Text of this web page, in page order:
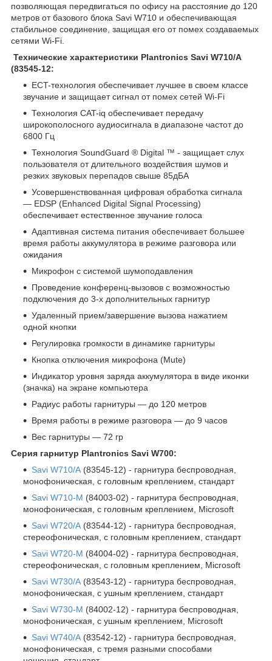
позволяющая передвигаться по офису на расстояние до 120
метров от базового блока Savi W710 и обеспечивающая
стабильное соединение, защищая его от помех создаваемых
сетями Wi-Fi.
Технические характеристики Plantronics Savi W710/А
(83545-12:
ECT-технология обеспечивает лучшее в своем классе
звучание и защищает сигнал от помех сетей Wi-Fi
Технология CAT-iq обеспечивает передачу
широкополосного аудиосигнала в диапазоне частот до
6800 Гц
Технология SoundGuard ® Digital ™ - защищает слух
пользователя от длительного воздействия шумов и
резких звуковых перепадов свыше 85дБА
Усовершенствованная цифровая обработка сигнала
— EDSP (Enhanced Digital Signal Processing)
обеспечивает естественное звучание голоса
Адаптивная система питания обеспечивает большее
время работы аккумулятора в режиме разговора или
ожидания
Микрофон с системой шумоподавления
Проведение конференц-вызовов с возможностью
подключения до 3-х дополнительных гарнитур
Удаленный прием/завершение вызова нажатием
одной кнопки
Регулировка громкости в динамике гарнитуры
Кнопка отключения микрофона (Mute)
Индикатор уровня заряда аккумулятора в виде иконки
(значка) на экране компьютера
Радиус работы гарнитуры — до 120 метров
Время работы в режиме разговора — до 9 часов
Вес гарнитуры — 72 гр
Серия гарнитур Plantronics Savi W700:
Savi W710/A (83545-12) - гарнитура беспроводная,
монофоническая, с головным креплением, стандарт
Savi W710-M (84003-02) - гарнитура беспроводная,
монофоническая , с головным креплением, Microsoft
Savi W720/A (83544-12) - гарнитура беспроводная,
стереофоническая, с головным креплением, стандарт
Savi W720-М (84004-02) - гарнитура беспроводная,
стереофоническая , с головным креплением, Microsoft
Savi W730/A (83543-12) - гарнитура беспроводная,
монофоническая, с ушным креплением стандарт
Savi W730-M (84002-12) - гарнитура беспроводная,
монофоническая, с ушным креплением
Microsoft
Savi W740/A (83542-12) - гарнитура беспроводная,
монофоническая, с тремя разными способами